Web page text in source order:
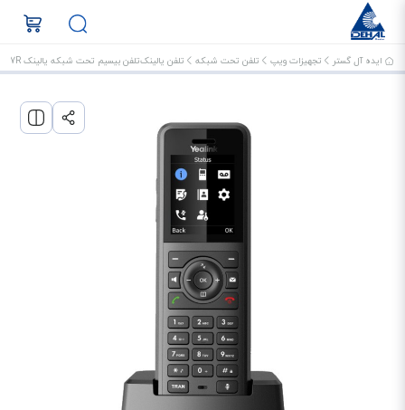
ایده آل گستر تجهیزات ویپ تلفن تحت شبکه تلفن یالینکتلفن بیسیم تحت شبکه یالینک W57R